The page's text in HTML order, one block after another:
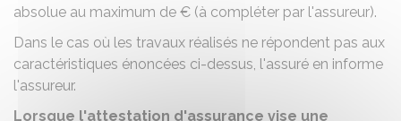
absolue au maximum de € (à compléter par l'assureur).
Dans le cas où les travaux réalisés ne répondent pas aux
caractéristiques énoncées ci-dessus, l'assuré en informe
l'assureur.
Lorsque l'attestation d'assurance vise une